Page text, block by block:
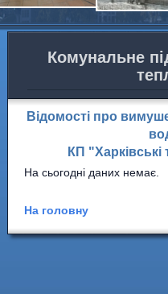
Комунальне
Відомості про
КП
На сьогодні даних немає.
На головну